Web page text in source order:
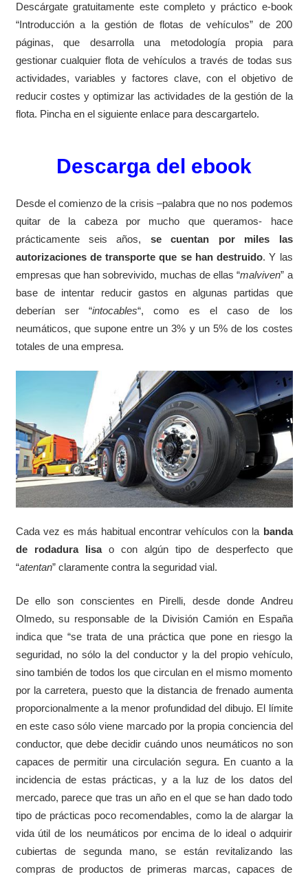
Descárgate gratuitamente este completo y práctico e-book
“Introducción a la gestión de flotas de vehículos” de 200
páginas, que desarrolla una metodología propia para
gestionar cualquier flota de vehículos a través de todas sus
actividades, variables y factores clave, con el objetivo de
reducir costes y optimizar las actividades de la gestión de la
flota. Pincha en el siguiente enlace para descargartelo.
Descarga del ebook
Desde el comienzo de la crisis –palabra que no nos podemos
quitar de la cabeza por mucho que queramos- hace
prácticamente seis años, se cuentan por miles las
autorizaciones de transporte que se han destruido. Y las
empresas que han sobrevivido, muchas de ellas “malviven” a
base de intentar reducir gastos en algunas partidas que
deberían ser “intocables“, como es el caso de los
neumáticos, que supone entre un 3% y un 5% de los costes
totales de una empresa.
Cada vez es más habitual encontrar vehículos con la banda
de rodadura lisao con algún tipo de desperfecto que
“atentan” claramente contra la seguridad vial.
De ello son conscientes en Pirelli, desde donde Andreu
Olmedo, su responsable de la División Camión en España
indica que “se trata de una práctica que pone en riesgo la
seguridad, no sólo la del conductor y la del propio vehículo,
sino también de todos los que circulan en el mismo momento
por la carretera, puesto que la distancia de frenado aumenta
proporcionalmente a la menor profundidad del dibujo. El límite
en este caso sólo viene marcado por la propia conciencia del
conductor, que debe decidir cuándo unos neumáticos no son
capaces de permitir una circulación segura. En cuanto a la
incidencia de estas prácticas, y a la luz de los datos del
mercado, parece que tras un año en el que se han dado todo
tipo de prácticas poco recomendables, como la de alargar la
vida útil de los neumáticos por encima de lo ideal o adquirir
cubiertas de segunda mano, se están revitalizando las
compras de productos de primeras marcas, capaces de